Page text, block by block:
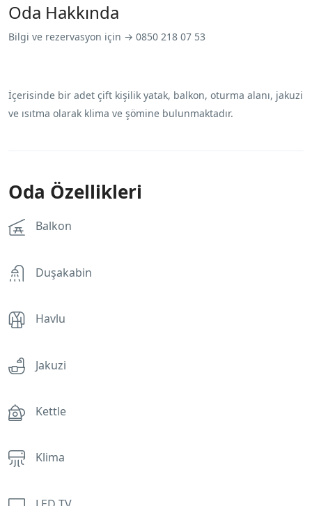
Oda Hakkında
Bilgi ve rezervasyon için → 0850 218 07 53
İçerisinde bir adet çift kişilik yatak, balkon, oturma alanı, jakuzi
ve ısıtma olarak klima ve şömine bulunmaktadır.
Oda Özellikleri
Balkon
Duşakabin
Havlu
Jakuzi
Kettle
Klima